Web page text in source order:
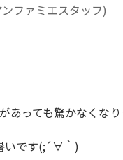
ファミエスタッフ)
あっても驚かなくな
いです(;´∀｀)